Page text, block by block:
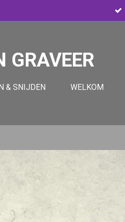
GRAVEER
& SNIJDEN WELKOM